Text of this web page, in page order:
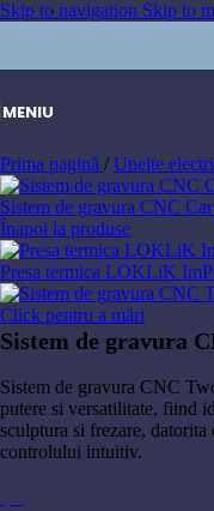
Skip to navigation Skip to
MENIU
Prima pagină / Unelte
Sistem de gravura CNC
Înapoi la produse
Presa termica LOKLiK
Click pentru a mări
Sistem de gravura
Sistem de gravura CNC
putere si versatilitate, fiind
sculptura si frezare,
controlului intuitiv.